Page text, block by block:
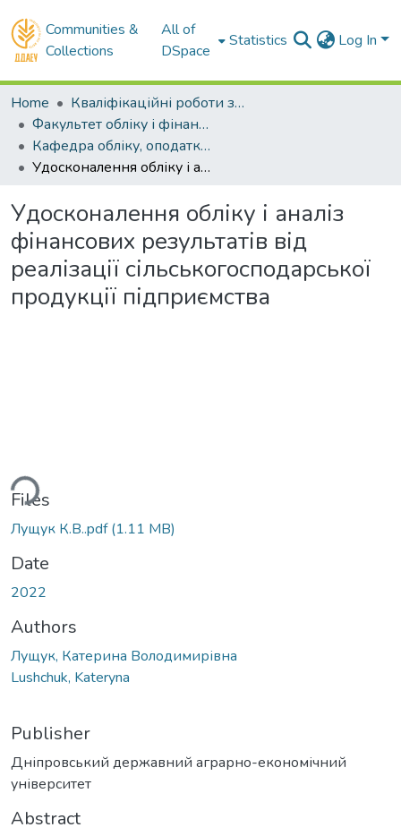
Communities &
Collections
All of
DSpace
Statistics Log In
Home
Кваліфікаційні роботи здобувачів вищої освіти
Факультет обліку і фінансів
Кафедра обліку, оподаткування та управління фінансово-економічною безпекою . Магістри
Удосконалення обліку і аналіз фінансових результатів від реалізації сільськогосподарської продукції підприємства
Удосконалення обліку і аналіз
фінансових результатів від
реалізації сільськогосподарської
продукції підприємства
Files
Лущук К.В..pdf(1.11 MB)
Date
2022
Authors
Лущук, Катерина Володимирівна
Lushchuk, Kateryna
Publisher
Дніпровський державний аграрно-економічний
університет
Abstract